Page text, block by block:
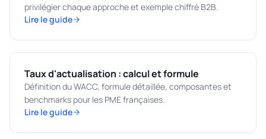
privilégier chaque approche et exemple chiffré B2B.
Lire le guide
Taux d'actualisation : calcul et formule
Définition du WACC, formule détaillée, composantes et
benchmarks pour les PME françaises.
Lire le guide